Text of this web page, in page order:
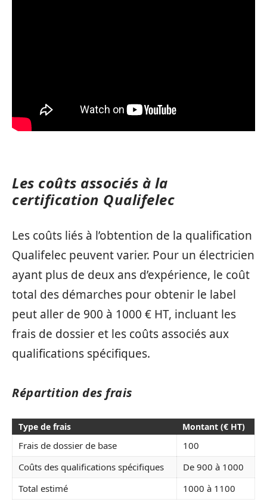
Les coûts associés à la
certification Qualifelec
Les coûts liés à l’obtention de la qualification
Qualifelec peuvent varier. Pour un électricien
ayant plus de deux ans d’expérience, le coût
total des démarches pour obtenir le label
peut aller de 900 à 1000 € HT, incluant les
frais de dossier et les coûts associés aux
qualifications spécifiques.
Répartition des frais
Type de frais Montant (€ HT)
Frais de dossier de base
100
Coûts des qualifications spécifiques
De 900 à 1000
Total estimé
1000 à 1100